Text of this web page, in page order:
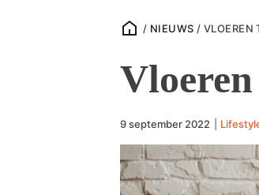
/ NIEUWS / VLOEREN
9 september 2022